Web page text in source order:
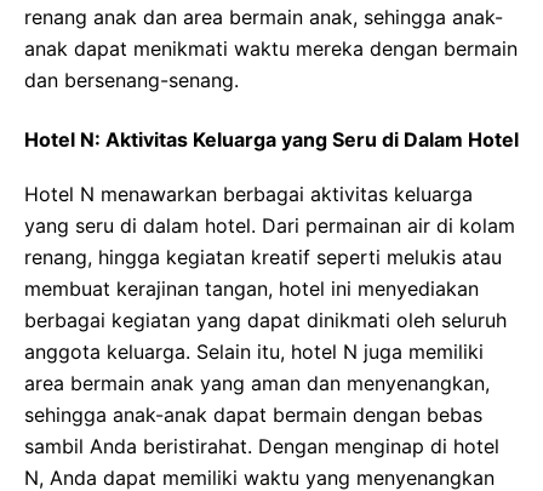
renang anak dan area bermain anak, sehingga anak-
anak dapat menikmati waktu mereka dengan bermain
dan bersenang-senang.
Hotel N: Aktivitas Keluarga yang Seru di Dalam Hotel
Hotel N menawarkan berbagai aktivitas keluarga
yang seru di dalam hotel. Dari permainan air di kolam
renang, hingga kegiatan kreatif seperti melukis atau
membuat kerajinan tangan, hotel ini menyediakan
berbagai kegiatan yang dapat dinikmati oleh seluruh
anggota keluarga. Selain itu, hotel N juga memiliki
area bermain anak yang aman dan menyenangkan,
sehingga anak-anak dapat bermain dengan bebas
sambil Anda beristirahat. Dengan menginap di hotel
N, Anda dapat memiliki waktu yang menyenangkan